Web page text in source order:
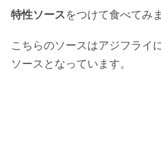
特性ソースをつけて食べてみ
こちらのソースはアジフライ
ソースとなっています。